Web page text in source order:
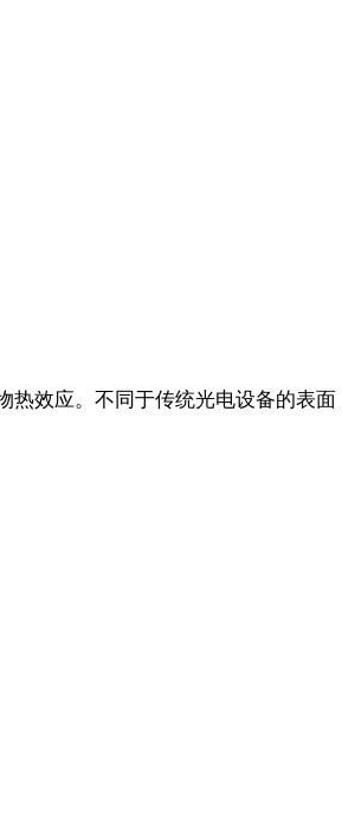
热效应。不同于传统光电设备的表面